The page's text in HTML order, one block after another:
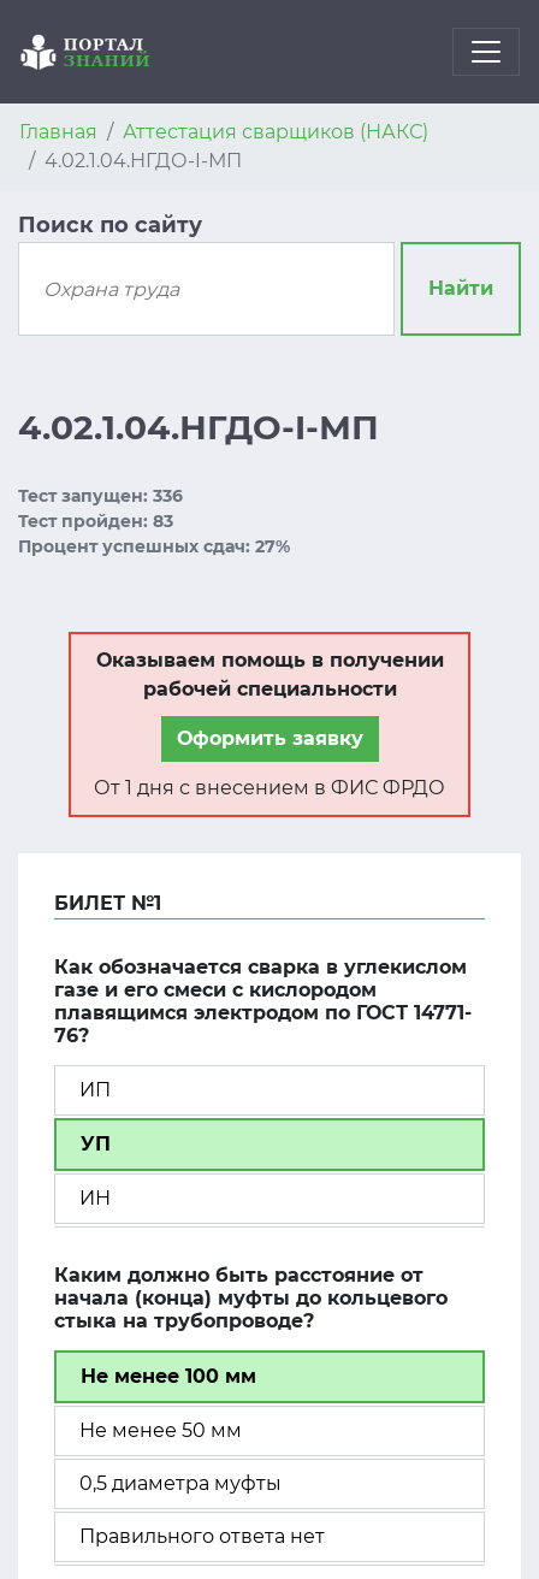
Главная
Аттестация сварщиков (НАКС)
4.02.1.04.НГДО-I-МП
Поиск по сайту
Найти
4.02.1.04.НГДО-I-МП
Тест запущен: 336
Тест пройден: 83
Процент успешных сдач: 27%
Оказываем помощь в получении
рабочей специальности
Оформить заявку
От 1 дня с внесением в ФИС ФРДО
БИЛЕТ №1
Как обозначается сварка в углекислом
газе и его смеси с кислородом
плавящимся электродом по ГОСТ 14771-
76?
ИП
УП
ИН
Каким должно быть расстояние от
начала (конца) муфты до кольцевого
стыка на трубопроводе?
Не менее 100 мм
Не менее 50 мм
0,5 диаметра муфты
Правильного ответа нет